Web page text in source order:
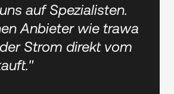
auf Spezialisten.
Anbieter wie trawa
Strom direkt vom